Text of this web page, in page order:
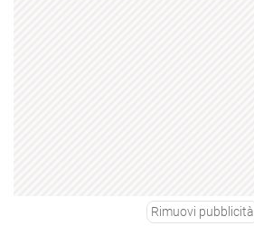
Rimuovi pubblicità